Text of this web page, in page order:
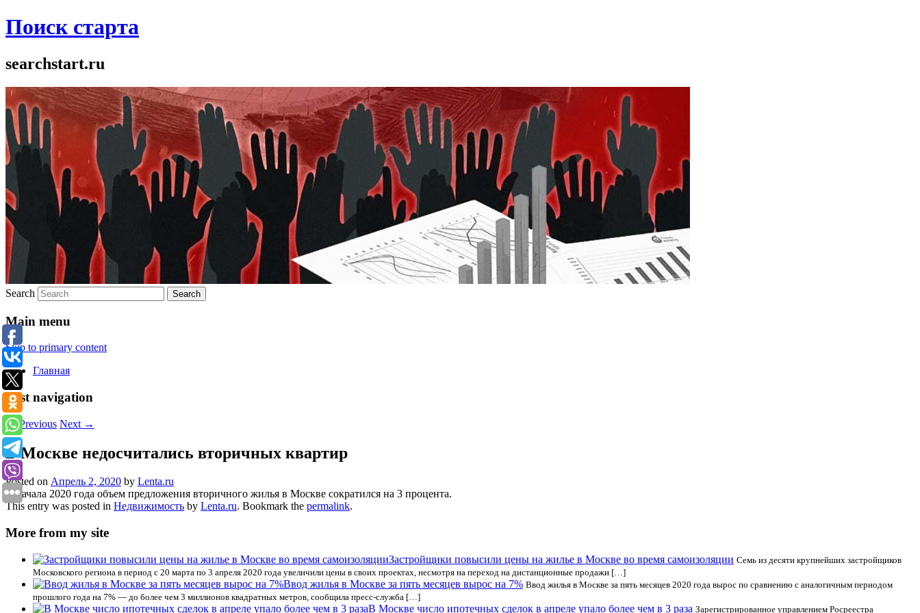
Поиск старта
searchstart.ru
Search
Main menu
Skip to primary content
Главная
Post navigation
←Previous Next →
В Москве недосчитались вторичных квартир
Posted on Апрель 2, 2020 by Lenta.ru
С начала 2020 года объем предложения вторичного жилья в Москве сократился на 3 процента.
This entry was posted in Недвижимость by Lenta.ru. Bookmark the permalink.
More from my site
Застройщики повысили цены на жилье в Москве во время самоизоляции Семь из десяти крупнейших застройщиков
Московского региона в период с 20 марта по 3 апреля 2020 года увеличили цены в своих проектах, несмотря на переход на дистанционные продажи […]
Ввод жилья в Москве за пять месяцев вырос на 7% Ввод жилья в Москве за пять месяцев 2020 года вырос по сравнению с аналогичным периодом
прошлого года на 7% — до более чем 3 миллионов квадратных метров, сообщила пресс-служба […]
В Москве число ипотечных сделок в апреле упало более чем в 3 раза Зарегистрированное управлением Росреестра